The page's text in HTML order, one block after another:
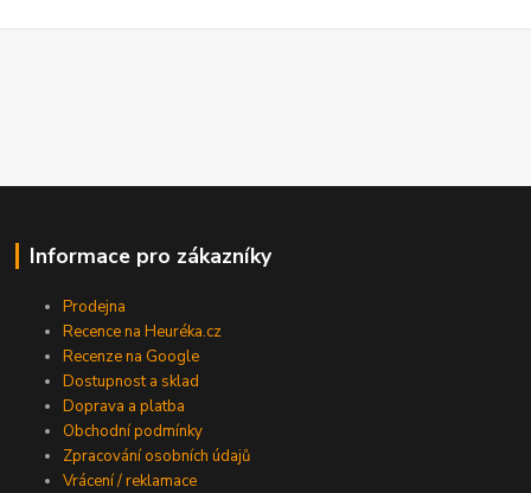
Informace pro zákazníky
Prodejna
Recence na Heuréka.cz
Recenze na Google
Dostupnost a sklad
Doprava a platba
Obchodní podmínky
Zpracování osobních údajů
Vrácení / reklamace